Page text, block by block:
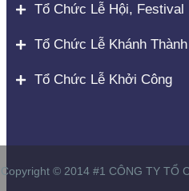
Tổ Chức Lễ Hội, Festival
Tổ Chức Lễ Khánh Thành
Tổ Chức Lễ Khởi Công
Copyright © 2014 #1 CÔNG TY TỔ